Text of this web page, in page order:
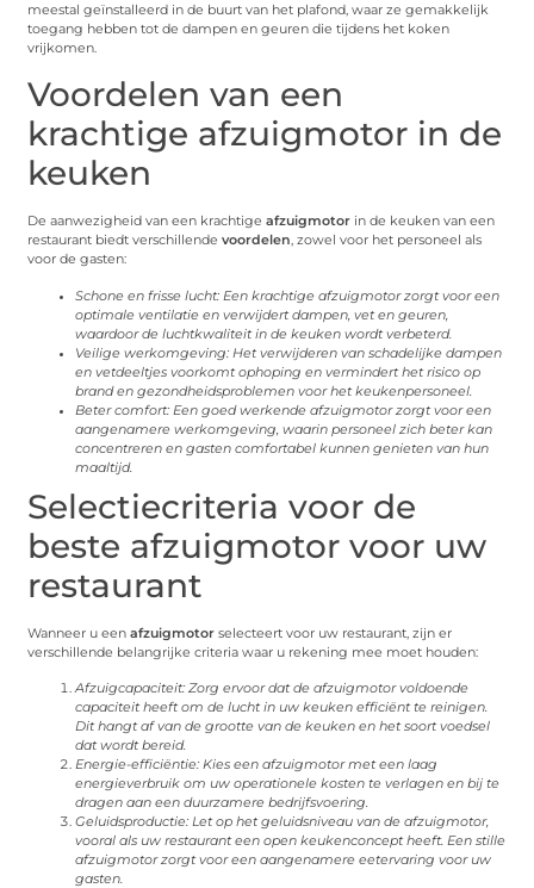
meestal geïnstalleerd in de buurt van het plafond, waar ze gemakkelijk
toegang hebben tot de dampen en geuren die tijdens het koken
vrijkomen.
Voordelen van een
krachtige afzuigmotor in de
keuken
De aanwezigheid van een krachtigeafzuigmotor in de keuken van een
restaurant biedt verschillendevoordelen, zowel voor het personeel als
voor de gasten:
Schone en frisse lucht: Een krachtige afzuigmotor zorgt voor een
optimale ventilatie en verwijdert dampen, vet en geuren,
waardoor de luchtkwaliteit in de keuken wordt verbeterd.
Veilige werkomgeving: Het verwijderen van schadelijke dampen
en vetdeeltjes voorkomt ophoping en vermindert het risico op
brand en gezondheidsproblemen voor het keukenpersoneel.
Beter comfort: Een goed werkende afzuigmotor zorgt voor een
aangenamere werkomgeving, waarin personeel zich beter kan
concentreren en gasten comfortabel kunnen genieten van hun
maaltijd.
Selectiecriteria voor de
beste afzuigmotor voor uw
restaurant
Wanneer u eenafzuigmotor selecteert voor uw restaurant, zijn er
verschillende belangrijke criteria waar u rekening mee moet houden:
Afzuigcapaciteit: Zorg ervoor dat de afzuigmotor voldoende
capaciteit heeft om de lucht in uw keuken efficiënt te reinigen.
Dit hangt af van de grootte van de keuken en het soort voedsel
dat wordt bereid.
Energie-efficiëntie: Kies een afzuigmotor met een laag
energieverbruik om uw operationele kosten te verlagen en bij te
dragen aan een duurzamere bedrijfsvoering.
Geluidsproductie: Let op het geluidsniveau van de afzuigmotor,
vooral als uw restaurant een open keukenconcept heeft. Een stille
afzuigmotor zorgt voor een aangenamere eetervaring voor uw
gasten.